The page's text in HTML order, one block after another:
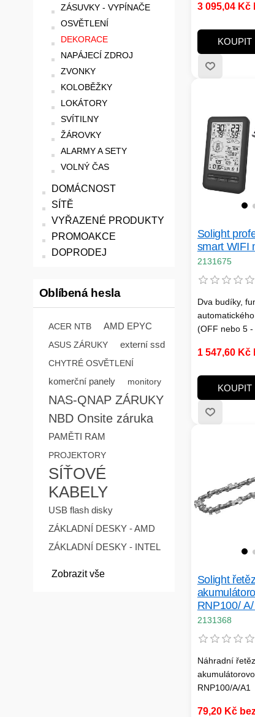
ZÁSUVKY - VYPÍNAČE
OSVĚTLENÍ
DEKORACE
NAPÁJECÍ ZDROJ
ZVONKY
KOLOBĚŽKY
LOKÁTORY
SVÍTILNY
ŽÁROVKY
ALARMY A SETY
VOLNÝ ČAS
DOMÁCNOST
SÍTĚ
VYŘAZENÉ PRODUKTY
PROMOAKCE
DOPRODEJ
Oblíbená hesla
ACER NTB AMD EPYC
ASUS ZÁRUKY externí ssd
CHYTRÉ OSVĚTLENÍ
komerční panely monitory
NAS-QNAP ZÁRUKY
NBD Onsite záruka
PAMĚTI RAM
PROJEKTORY
SÍŤOVÉ
KABELY
USB flash disky
ZÁKLADNÍ DESKY - AMD
ZÁKLADNÍ DESKY - INTEL
Zobrazit vše
LED; Barva
sítě; Druh
3 095,04 Kč
KOUPIT
Solight
smart WIFI
2131675
Dva budíky,
(OFF nebo 5
škodlivých
koncentrace
1 547,60 Kč
KOUPIT
Solight
RNP100/
2131368
Náhradní
RNP100/A/A1
79,20 Kč